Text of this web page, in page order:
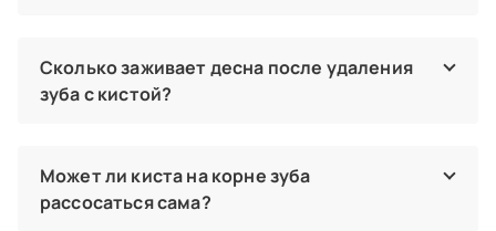
во время операции две: инактивация анестетика в зоне
нагноения, которое образовалось при обострении
периодонтита и неправильная тактика введения
стоматологу.
Пастьян Андрей Альбертович
Сколько заживает десна после удаления
зуба с кистой?
восстановительного периода зависят от наличия
сопутствующих вирусных, бактериальных инфекций
организма, состояния иммунитета. В период заживления
Может ли киста на корне зуба
рассосаться сама?